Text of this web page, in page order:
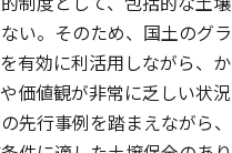
い。そのため、国土のグラ
有効に利活用しながら、か
価値観が非常に乏しい状況
先行事例を踏まえながら、